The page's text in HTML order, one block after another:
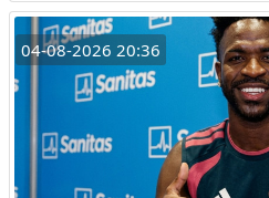
04-08-2026 20:36